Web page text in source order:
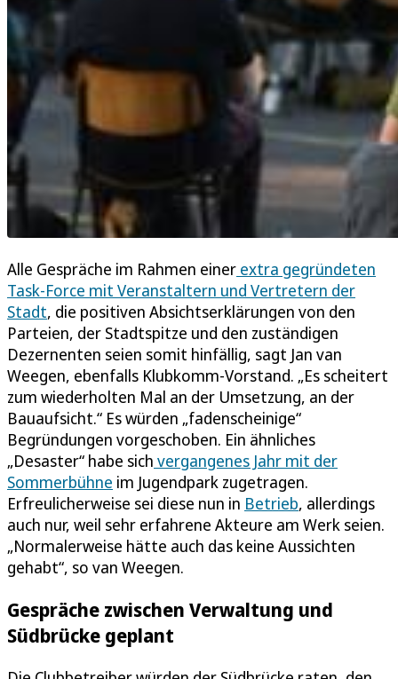
Alle Gespräche im Rahmen einer extra gegründeten
Task-Force mit Veranstaltern und Vertretern der
Stadt, die positiven Absichtserklärungen von den
Parteien, der Stadtspitze und den zuständigen
Dezernenten seien somit hinfällig, sagt Jan van
Weegen, ebenfalls Klubkomm-Vorstand. „Es scheitert
zum wiederholten Mal an der Umsetzung, an der
Bauaufsicht.“ Es würden „fadenscheinige“
Begründungen vorgeschoben. Ein ähnliches
„Desaster“ habe sich vergangenes Jahr mit der
Sommerbühne im Jugendpark zugetragen.
Erfreulicherweise sei diese nun in Betrieb, allerdings
auch nur, weil sehr erfahrene Akteure am Werk seien.
„Normalerweise hätte auch das keine Aussichten
gehabt“, so van Weegen.
Gespräche zwischen Verwaltung und
Südbrücke geplant